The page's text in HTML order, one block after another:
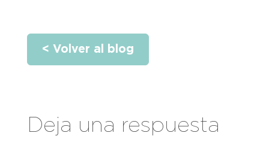
< Volver al blog
Deja una respuesta